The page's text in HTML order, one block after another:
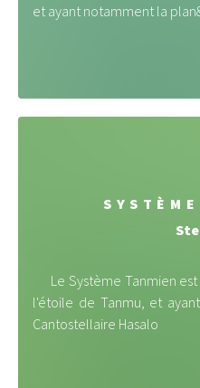
et ayant notamment la
Le Système Tanmien
l'étoile de Tanmu, et
Cantostellaire Hasalo